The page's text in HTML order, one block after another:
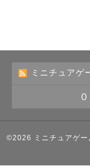
ミニチュアゲ
©2026 ミニチュアゲ